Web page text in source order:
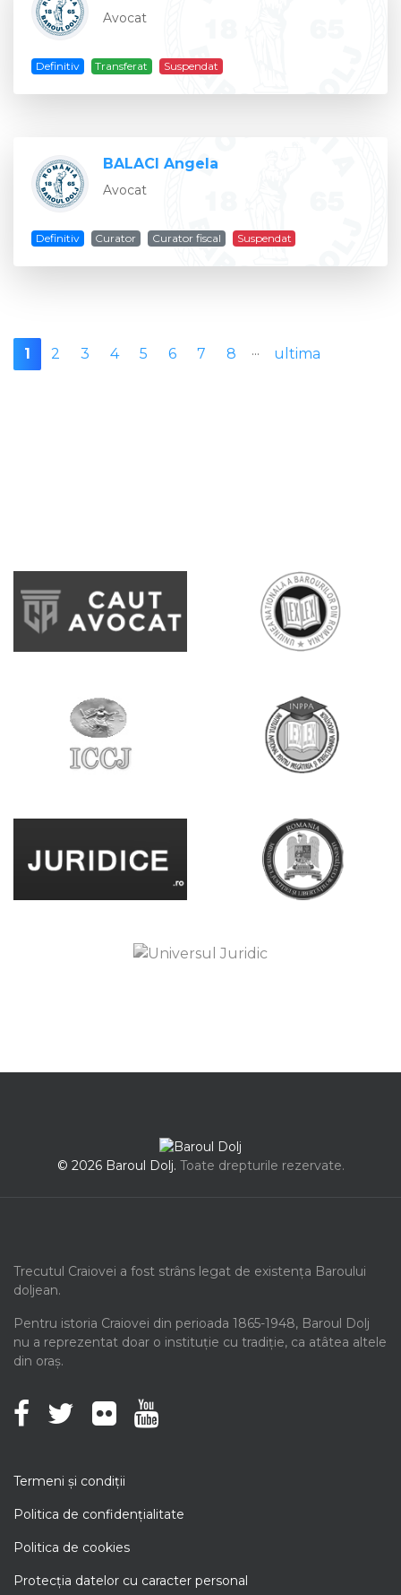
Avocat
Definitiv Transferat Suspendat
BALACI Angela
Avocat
Definitiv Curator Curator fiscal Suspendat
1 2 3 4 5 6 7 8 ... ultima
© 2026 Baroul Dolj. Toate drepturile rezervate.
Trecutul Craiovei a fost strâns legat de existența Baroului
doljean.
Pentru istoria Craiovei din perioada 1865-1948, Baroul Dolj
nu a reprezentat doar o instituție cu tradiție, ca atâtea altele
din oraș.
Termeni şi condiţii
Politica de confidenţialitate
Politica de cookies
Protecţia datelor cu caracter personal